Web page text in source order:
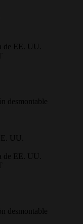
de EE. UU.
desmontable
UU.
de EE. UU.
desmontable